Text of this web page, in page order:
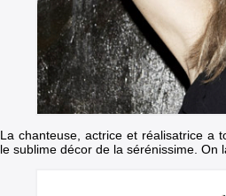
La chanteuse, actrice et réalisatrice a
le sublime décor de la sérénissime. On